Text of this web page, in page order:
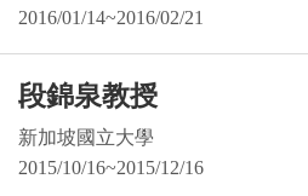
2016/01/14~2016/02/21
段錦泉教授
新加坡國立大學
2015/10/16~2015/12/16